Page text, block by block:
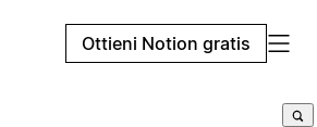
Ottieni Notion gratis